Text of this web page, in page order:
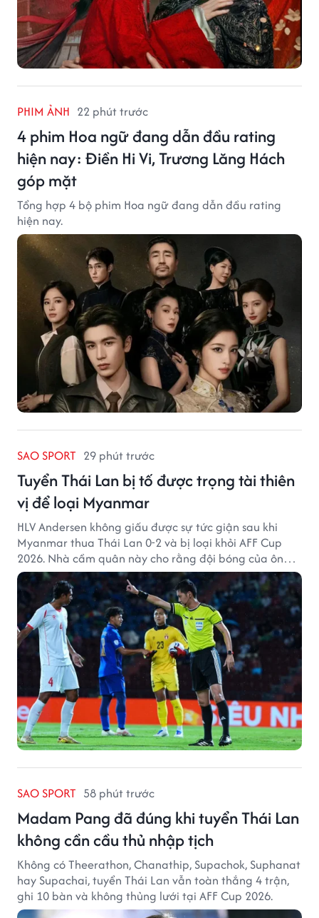
PHIM ẢNH 22 phút trước
4 phim Hoa ngữ đang dẫn đầu rating
hiện nay: Điền Hi Vi, Trương Lăng Hách
góp mặt
Tổng hợp 4 bộ phim Hoa ngữ đang dẫn đầu rating
hiện nay.
SAO SPORT 29 phút trước
Tuyển Thái Lan bị tố được trọng tài thiên
vị để loại Myanmar
HLV Andersen không giấu được sự tức giận sau khi
Myanmar thua Thái Lan 0-2 và bị loại khỏi AFF Cup
2026. Nhà cầm quân này cho rằng đội bóng của ông
thất bại bởi những quyết định từ tổ trọng tài.
SAO SPORT 58 phút trước
Madam Pang đã đúng khi tuyển Thái Lan
không cần cầu thủ nhập tịch
Không có Theerathon, Chanathip, Supachok, Suphanat
hay Supachai, tuyển Thái Lan vẫn toàn thắng 4 trận,
ghi 10 bàn và không thủng lưới tại AFF Cup 2026.